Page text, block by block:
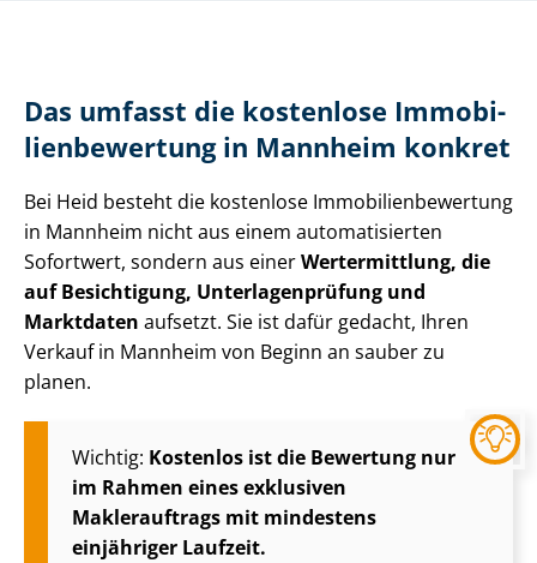
Das umfasst die kostenlose Im­mo­bi­
li­en­be­wer­tung in Mannheim konkret
Bei Heid besteht die kostenlose Im­mo­bi­li­en­be­wer­tung
in Mannheim nicht aus einem automatisierten
Sofortwert, sondern aus einerWertermittlung, die
auf Besichtigung, Un­ter­la­gen­prü­fung und
Marktdaten aufsetzt. Sie ist dafür gedacht, Ihren
Verkauf in Mannheim von Beginn an sauber zu
planen.
Wichtig: Kostenlos ist die Bewertung nur
im Rahmen eines exklusiven
Maklerauftrags mit mindestens
einjähriger Laufzeit.